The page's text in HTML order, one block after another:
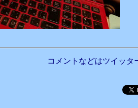
コメントなどはツイッタ